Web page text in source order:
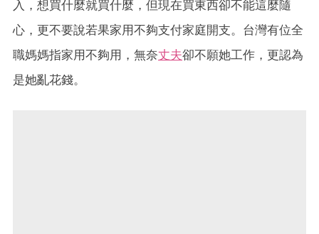
入，想買什麼就買什麼，但現在買東西卻不能這麼隨
心，更不要說若果家用不夠支付家庭開支。台灣有位全
職媽媽指家用不夠用，無奈丈夫卻不願她工作，更認為
是她亂花錢。